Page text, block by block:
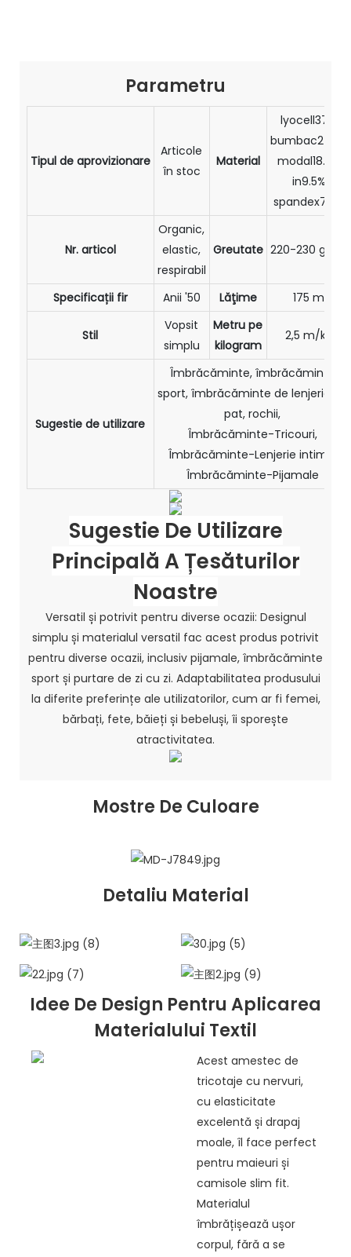
Parametru
Tipul de aprovizionare
Articole
în stoc
Material
lyocell37%
bumbac27.5%
modal18.5%
in9.5%
spandex7.5%
Nr. articol
Organic,
elastic,
respirabil
Greutate 220-230 g/m²
Specificații fir Anii '50 Lăţime 175 m
Stil
Vopsit
simplu
Metru pe
kilogram
2,5 m/kg
Sugestie de utilizare
Îmbrăcăminte, îmbrăcăminte
sport, îmbrăcăminte de lenjerie de
pat, rochii,
Îmbrăcăminte-Tricouri,
Îmbrăcăminte-Lenjerie intimă,
Îmbrăcăminte-Pijamale
Sugestie De Utilizare
Principală A Țesăturilor
Noastre
Versatil și potrivit pentru diverse ocazii: Designul
simplu și materialul versatil fac acest produs potrivit
pentru diverse ocazii, inclusiv pijamale, îmbrăcăminte
sport și purtare de zi cu zi. Adaptabilitatea produsului
la diferite preferințe ale utilizatorilor, cum ar fi femei,
bărbați, fete, băieți și bebeluși, îi sporește
atractivitatea.
Mostre De Culoare
Detaliu Material
Idee De Design Pentru Aplicarea
Materialului Textil
Acest amestec de
tricotaje cu nervuri,
cu elasticitate
excelentă și drapaj
moale, îl face perfect
pentru maieuri și
camisole slim fit.
Materialul
îmbrățișează ușor
corpul, fără a se